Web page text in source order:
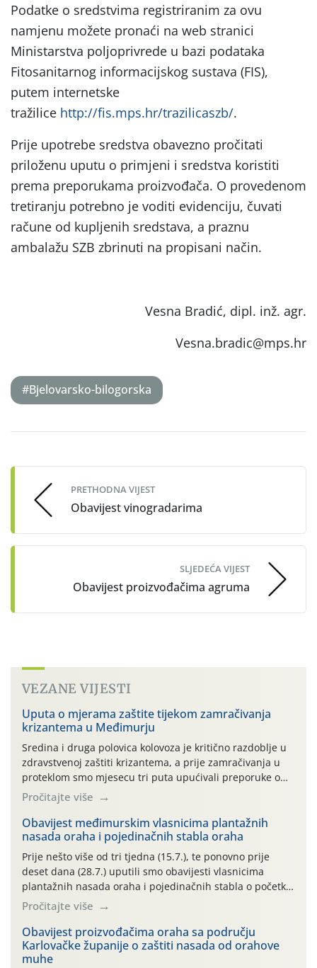
Podatke o sredstvima registriranim za ovu
namjenu možete pronaći na web stranici
Ministarstva poljoprivrede u bazi podataka
Fitosanitarnog informacijskog sustava (FIS),
putem internetske
tražilice http://fis.mps.hr/trazilicaszb/.
Prije upotrebe sredstva obavezno pročitati
priloženu uputu o primjeni i sredstva koristiti
prema preporukama proizvođača. O provedenom
tretiranju potrebno je voditi evidenciju, čuvati
račune od kupljenih sredstava, a praznu
ambalažu SZB zbrinuti na propisani način.
Vesna Bradić, dipl. inž. agr.
Vesna.bradic@mps.hr
#Bjelovarsko-bilogorska
navigation
PRETHODNA VIJEST
Obavijest vinogradarima
SLJEDEĆA VIJEST
Obavijest proizvođačima agruma
VEZANE VIJESTI
Uputa o mjerama zaštite tijekom zamračivanja
krizantema u Međimurju
Sredina i druga polovica kolovoza je kritično razdoblje u
zdravstvenoj zaštiti krizantema, a prije zamračivanja u
proteklom smo mjesecu tri puta upućivali preporuke o
preventivnim mjerama zaštite krizantema od najčešćih
uzročnika bolesti, štetnika i fito-fagnih grinja (23.7., 14.7.,
06.7.)! Na početku ovog mjeseca je zabilježeno je
povijesno i ekstremno vruće meteorološko razdoblje, uz
najviše temperature […]
Pročitajte više
Obavijest međimurskim vlasnicima plantažnih
nasada oraha i pojedinačnih stabla oraha
Prije nešto više od tri tjedna (15.7.), te ponovno prije
deset dana (28.7.) uputili smo obavijesti vlasnicima
plantažnih nasada oraha i pojedinačnih stabla o početku
leta i ovogodišnjoj potrebi usmjerenog suzbijanja
orahove muhe (Rhagoletis completa)! Već dvanaest dana
traje drugi ovogodišnji “toplinski udar”, koji naročito
izražen zadnja šest dana (31.7.-05.8.), jer najviše
temperature zraka svakodnevno […]
Pročitajte više
Obavijest proizvođačima oraha sa području
Karlovačke županije o zaštiti nasada od orahove
muhe